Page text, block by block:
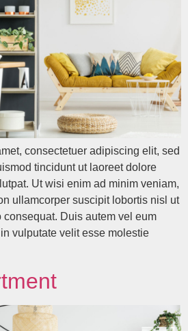
consectetuer adipiscing elit, sed
tincidunt ut laoreet dolore
Ut wisi enim ad minim veniam,
ullamcorper suscipit lobortis nisl ut
Duis autem vel eum
vulputate velit esse molestie